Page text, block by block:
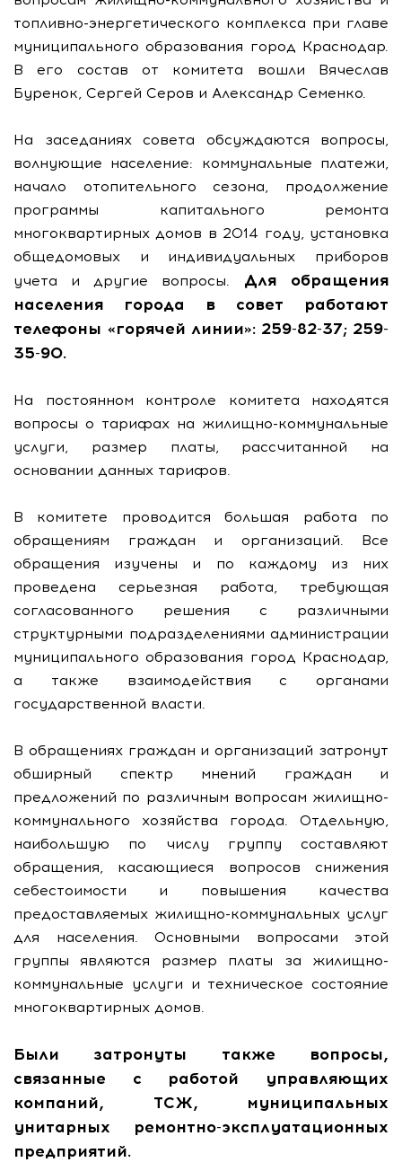
топливно-энергетического комплекса при главе
муниципального образования город Краснодар.
В его состав от комитета вошли Вячеслав
Буренок, Сергей Серов и Александр Семенко.
На заседаниях совета обсуждаются вопросы,
волнующие население: коммунальные платежи,
начало отопительного сезона, продолжение
программы капитального ремонта
многоквартирных домов в 2014 году, установка
общедомовых и индивидуальных приборов
учета и другие вопросы.
Для обращения
населения города в совет работают
телефоны «горячей линии»: 259-82-37; 259-
35-90.
На постоянном контроле комитета находятся
вопросы о тарифах на жилищно-коммунальные
услуги, размер платы, рассчитанной на
основании данных тарифов.
В комитете проводится большая работа по
обращениям граждан и организаций. Все
обращения изучены и по каждому из них
проведена серьезная работа, требующая
согласованного решения с различными
структурными подразделениями администрации
муниципального образования город Краснодар,
а также взаимодействия с органами
государственной власти.
В обращениях граждан и организаций затронут
обширный спектр мнений граждан и
предложений по различным вопросам жилищно-
коммунального хозяйства города. Отдельную,
наибольшую по числу группу составляют
обращения, касающиеся вопросов снижения
себестоимости и повышения качества
предоставляемых жилищно-коммунальных услуг
для населения. Основными вопросами этой
группы являются размер платы за жилищно-
коммунальные услуги и техническое состояние
многоквартирных домов.
Были затронуты также вопросы,
связанные с работой управляющих
компаний, ТСЖ, муниципальных
унитарных ремонтно-эксплуатационных
предприятий.